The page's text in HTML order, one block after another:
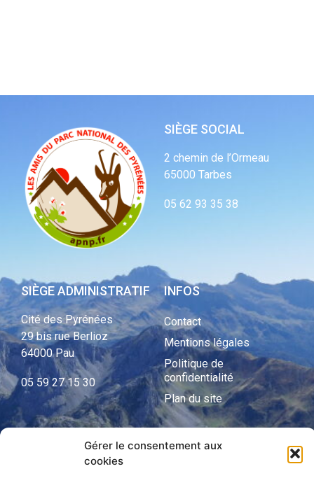
Gérer le consentement aux
cookies
SIÈGE SOCIAL
2 chemin de l’Ormeau
65000 Tarbes
05 62 93 35 38
SIÈGE ADMINISTRATIF
Cité des Pyrénées
29 bis rue Berlioz
64000 Pau
05 59 27 15 30
INFOS
Contact
Mentions légales
Politique de
confidentialité
Plan du site